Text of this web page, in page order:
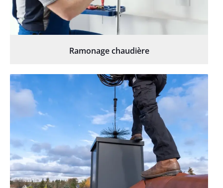
Ramonage chaudière